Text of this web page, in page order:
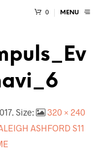
0 MENU
. Size:
320 × 240
ASHFORD S11